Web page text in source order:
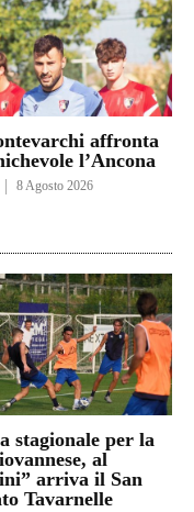
affronta
l’Ancona
8 Agosto 2026
stagionale per la
al
arriva il San
Tavarnelle